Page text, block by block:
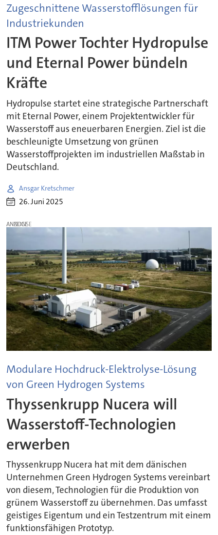
Zugeschnittene Wasserstofflösungen für
Industriekunden
ITM Power Tochter Hydropulse
und Eternal Power bündeln
Kräfte
Hydropulse startet eine strategische Partnerschaft
mit Eternal Power, einem Projektentwickler für
Wasserstoff aus eneuerbaren Energien. Ziel ist die
beschleunigte Umsetzung von grünen
Wasserstoffprojekten im industriellen Maßstab in
Deutschland.
Ansgar Kretschmer
26. Juni 2025
ANZEIGE
Modulare Hochdruck-Elektrolyse-Lösung
von Green Hydrogen Systems
Thyssenkrupp Nucera will
Wasserstoff-Technologien
erwerben
Thyssenkrupp Nucera hat mit dem dänischen
Unternehmen Green Hydrogen Systems vereinbart
von diesem, Technologien für die Produktion von
grünem Wasserstoff zu übernehmen. Das umfasst
geistiges Eigentum und ein Testzentrum mit einem
funktionsfähigen Prototyp.